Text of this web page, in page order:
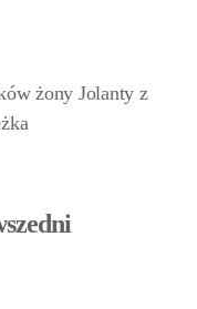
żony Jolanty z